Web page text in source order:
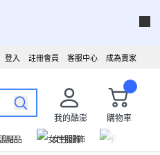
成為賣家
客服中心
註冊會員
登入
我的酷澎
購物車
用品 女性服飾